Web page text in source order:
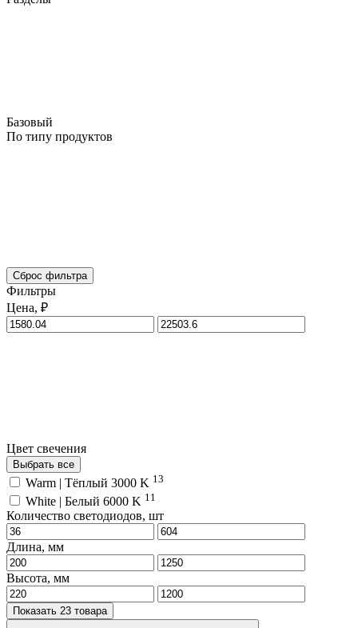
Базовый
По типу продуктов
Сброс фильтра
Фильтры
Цена, ₽
Цвет свечения
Выбрать все
Warm | Тёплый 3000 K 13
White | Белый 6000 K 11
Количество светодиодов, шт
Длина, мм
Высота, мм
Показать 23 товара